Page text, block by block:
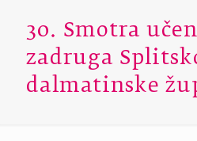
30. Smotra
zadruga
dalmatinske